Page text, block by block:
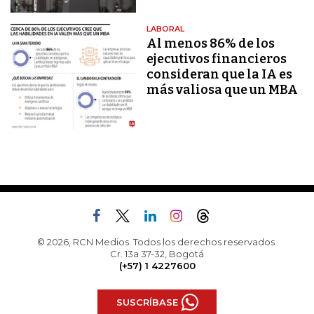
LABORAL
Al menos 86% de los
ejecutivos financieros
consideran que la IA es
más valiosa que un MBA
© 2026, RCN Medios. Todos los derechos reservados.
Cr. 13a 37-32, Bogotá
(+57) 1 4227600
SUSCRÍBASE